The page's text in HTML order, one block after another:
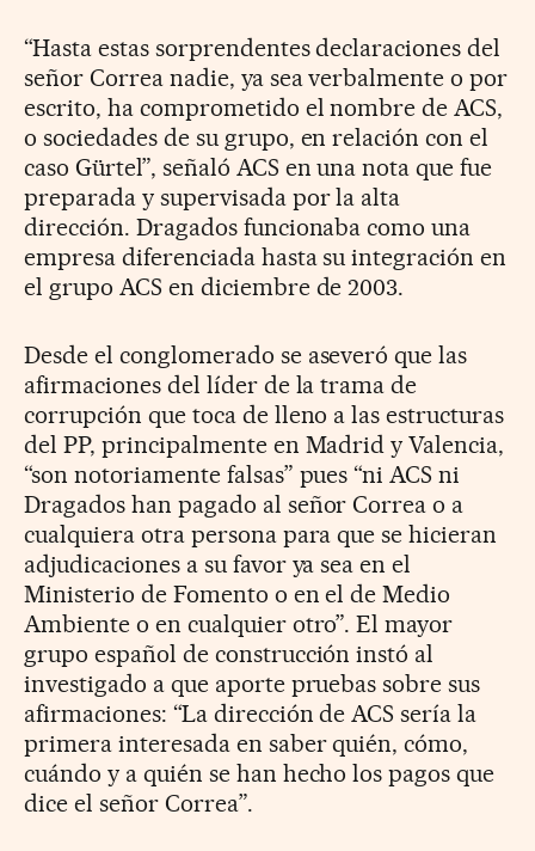
“Hasta estas sorprendentes declaraciones del
señor Correa nadie, ya sea verbalmente o por
escrito, ha comprometido el nombre de ACS,
o sociedades de su grupo, en relación con el
caso Gürtel”, señaló ACS en una nota que fue
preparada y supervisada por la alta
dirección. Dragados funcionaba como una
empresa diferenciada hasta su integración en
el grupo ACS en diciembre de 2003.
Desde el conglomerado se aseveró que las
afirmaciones del líder de la trama de
corrupción que toca de lleno a las estructuras
del PP, principalmente en Madrid y Valencia,
“son notoriamente falsas” pues “ni ACS ni
Dragados han pagado al señor Correa o a
cualquiera otra persona para que se hicieran
adjudicaciones a su favor ya sea en el
Ministerio de Fomento o en el de Medio
Ambiente o en cualquier otro”. El mayor
grupo español de construcción instó al
investigado a que aporte pruebas sobre sus
afirmaciones: “La dirección de ACS sería la
primera interesada en saber quién, cómo,
cuándo y a quién se han hecho los pagos que
dice el señor Correa”.